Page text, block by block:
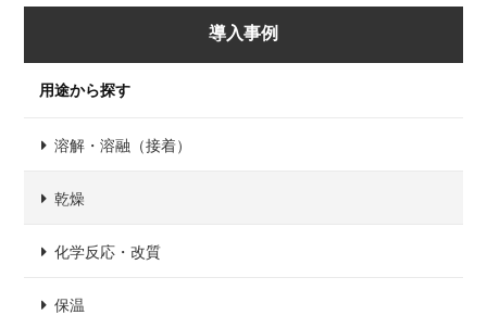
導入事例
用途から探す
溶解・溶融（接着）
乾燥
化学反応・改質
保温